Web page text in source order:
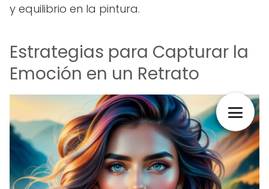
y equilibrio en la pintura.
Estrategias para Capturar la
Emoción en un Retrato